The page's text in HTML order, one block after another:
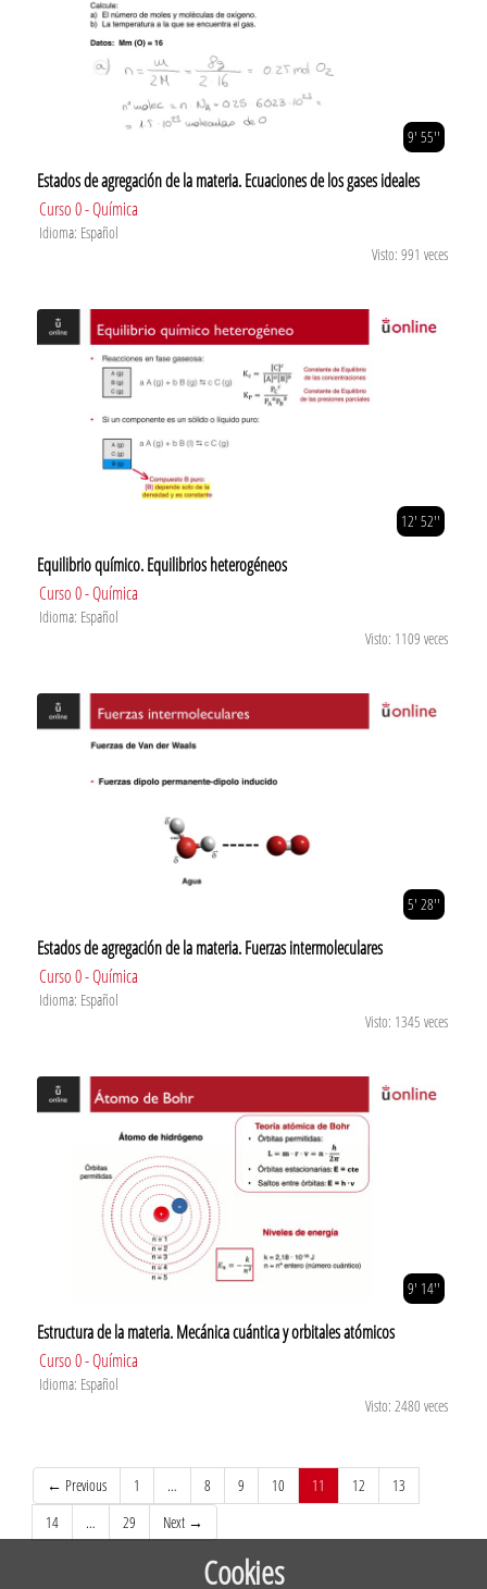
9' 55''
Estados de agregación de la materia. Ecuaciones de los gases ideales
Curso 0 - Química
Idioma: Español
Visto: 991 veces
12' 52''
Equilibrio químico. Equilibrios heterogéneos
Curso 0 - Química
Idioma: Español
Visto: 1109 veces
5' 28''
Estados de agregación de la materia. Fuerzas intermoleculares
Curso 0 - Química
Idioma: Español
Visto: 1345 veces
9' 14''
Estructura de la materia. Mecánica cuántica y orbitales atómicos
Curso 0 - Química
Idioma: Español
Visto: 2480 veces
← Previous 1 … 8 9 10 11 (current)
12
13
14
… 29 Next →
Cookies